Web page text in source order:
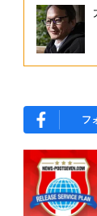
フ